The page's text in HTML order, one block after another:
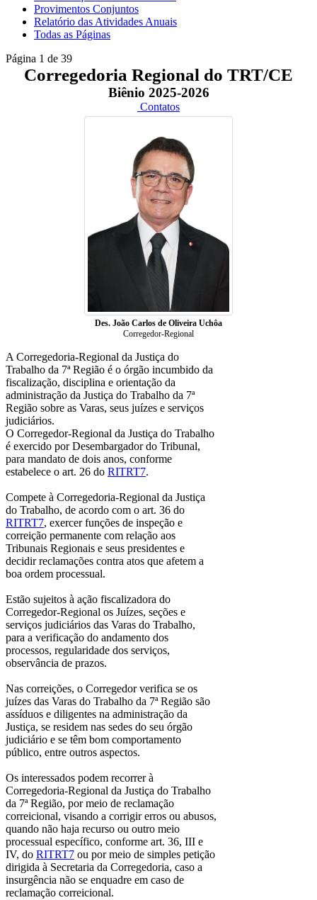
Provimentos Conjuntos
Relatório das Atividades Anuais
Todas as Páginas
Página 1 de 39
Corregedoria Regional do TRT/CE
Biênio 2025-2026
Contatos
Des. João Carlos de Oliveira Uchôa
Corregedor-Regional
A Corregedoria-Regional da Justiça do
Trabalho da 7ª Região é o órgão incumbido da
fiscalização, disciplina e orientação da
administração da Justiça do Trabalho da 7ª
Região sobre as Varas, seus juízes e serviços
judiciários.
O Corregedor-Regional da Justiça do Trabalho
é exercido por Desembargador do Tribunal,
para mandato de dois anos, conforme
estabelece o art. 26 do RITRT7.
Compete à Corregedoria-Regional da Justiça
do Trabalho, de acordo com o art. 36 do
RITRT7, exercer funções de inspeção e
correição permanente com relação aos
Tribunais Regionais e seus presidentes e
decidir reclamações contra atos que afetem a
boa ordem processual.
Estão sujeitos à ação fiscalizadora do
Corregedor-Regional os Juízes, seções e
serviços judiciários das Varas do Trabalho,
para a verificação do andamento dos
processos, regularidade dos serviços,
observância de prazos.
Nas correições, o Corregedor verifica se os
juízes das Varas do Trabalho da 7ª Região são
assíduos e diligentes na administração da
Justiça, se residem nas sedes do seu órgão
judiciário e se têm bom comportamento
público, entre outros aspectos.
Os interessados podem recorrer à
Corregedoria-Regional da Justiça do Trabalho
da 7ª Região, por meio de reclamação
correicional, visando a corrigir erros ou abusos,
quando não haja recurso ou outro meio
processual específico, conforme art. 36, III e
IV, do RITRT7 ou por meio de simples petição
dirigida à Secretaria da Corregedoria, caso a
insurgência não se enquadre em caso de
reclamação correicional.